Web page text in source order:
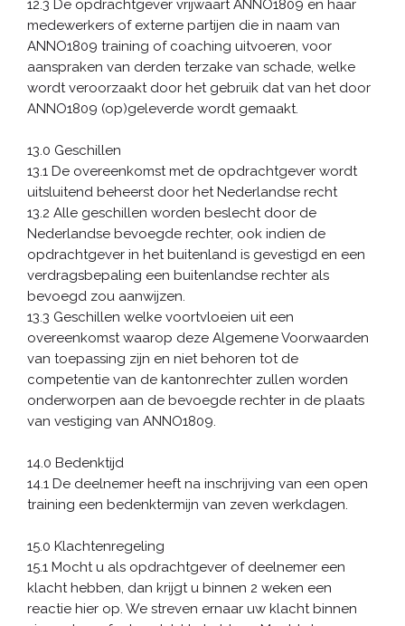
12.3 De opdrachtgever vrijwaart ANNO1809 en haar
medewerkers of externe partijen die in naam van
ANNO1809 training of coaching uitvoeren, voor
aanspraken van derden terzake van schade, welke
wordt veroorzaakt door het gebruik dat van het door
ANNO1809 (op)geleverde wordt gemaakt.
13.0 Geschillen
13.1 De overeenkomst met de opdrachtgever wordt
uitsluitend beheerst door het Nederlandse recht
13.2 Alle geschillen worden beslecht door de
Nederlandse bevoegde rechter, ook indien de
opdrachtgever in het buitenland is gevestigd en een
verdragsbepaling een buitenlandse rechter als
bevoegd zou aanwijzen.
13.3 Geschillen welke voortvloeien uit een
overeenkomst waarop deze Algemene Voorwaarden
van toepassing zijn en niet behoren tot de
competentie van de kantonrechter zullen worden
onderworpen aan de bevoegde rechter in de plaats
van vestiging van ANNO1809.
14.0 Bedenktijd
14.1 De deelnemer heeft na inschrijving van een open
training een bedenktermijn van zeven werkdagen.
15.0 Klachtenregeling
15.1 Mocht u als opdrachtgever of deelnemer een
klacht hebben, dan krijgt u binnen 2 weken een
reactie hier op. We streven ernaar uw klacht binnen